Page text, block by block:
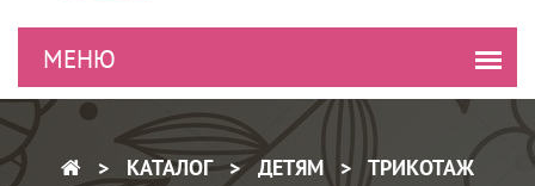
КАТАЛОГ ДЕТЯМ ТРИКОТАЖ